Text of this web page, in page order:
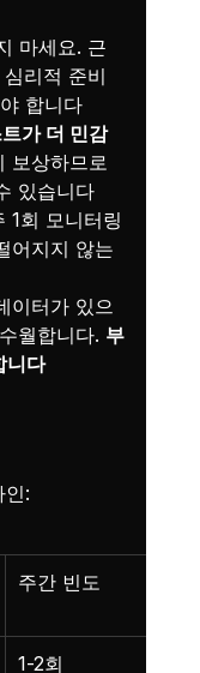
마세요. 근
리적 준비
합니다
가 더 민감
보상하므로
있습니다
1회 모니터링
어지지 않는
이터가 있으
월합니다. 부
니다
:
주간 빈도
1-2회